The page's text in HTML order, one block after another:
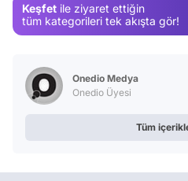
Keşfet ile ziyaret ettiğin
tüm kategorileri tek akışta gör!
Onedio Medya
Onedio Üyesi
Tüm